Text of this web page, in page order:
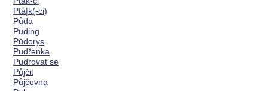
Ptá|k(-ci)
Půda
Puding
Půdorys
Pudřenka
Pudrovat se
Půjčit
Půjčovna